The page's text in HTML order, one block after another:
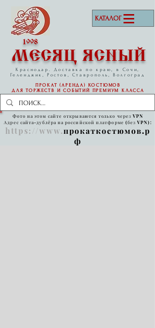
МЕСЯЦ ЯСНЫЙ
ПРОКАТ (АРЕНДА) КОСТЮМОВ
ДЛЯ ТОРЖЕСТВ И СОБЫТИЙ ПРЕМИУМ КЛАССА
КАТАЛОГ
Краснодар. Доставка по краю, в Сочи,
Геленджик, Ростов, Ставрополь, Волгоград
1998
Фото на этом сайте открываются только через VPN
Адрес сайта-дублёра на российской платформе (без VPN):
https://www.прокаткостюмов.р
ф